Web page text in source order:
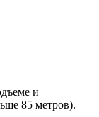
и
85 метров).